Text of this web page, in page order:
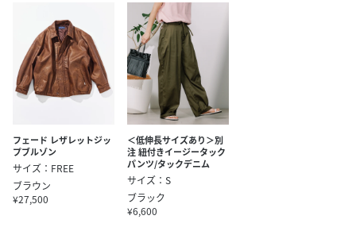
フェード レザレットジッ
プブルゾン
サイズ：FREE
ブラウン
¥27,500
＜低伸長サイズあり＞別
注 紐付きイージータック
パンツ/タックデニム
サイズ：S
ブラック
¥6,600